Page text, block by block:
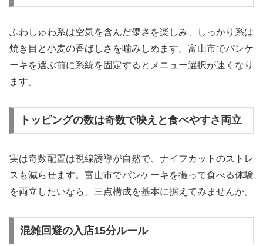
ふわしゅわ系は空気を含んだ儚さを楽しみ、しっかり系は
焼き目と小麦の香ばしさを噛みしめます。富山市でパンケ
ーキを選ぶ前に系統を固定するとメニュー選択が速くなり
ます。
トッピングの数は奇数で映えと食べやすさ両立
実は奇数配置は視線誘導が自然で、ナイフカットのストレ
スも減らせます。富山市でパンケーキを撮って食べる体験
を両立したいなら、三点構成を基本に据えてみませんか。
混雑回避の入店15分ルール